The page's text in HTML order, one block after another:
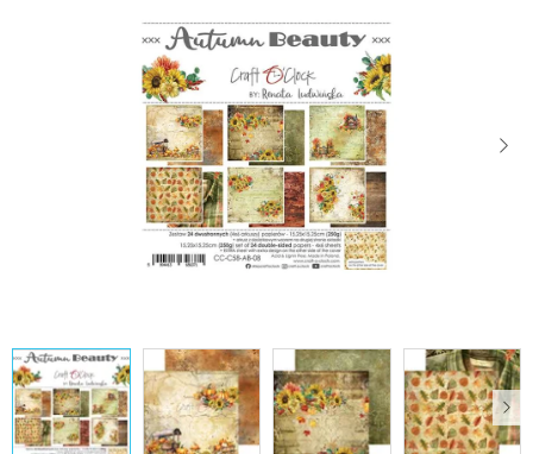
FOTORECENZE
MOJE OBJEDNÁVKA
Kontakty Moje objednávka
Oblíbené ♥️
Hodnocení obchodu
Obchodní podmínky